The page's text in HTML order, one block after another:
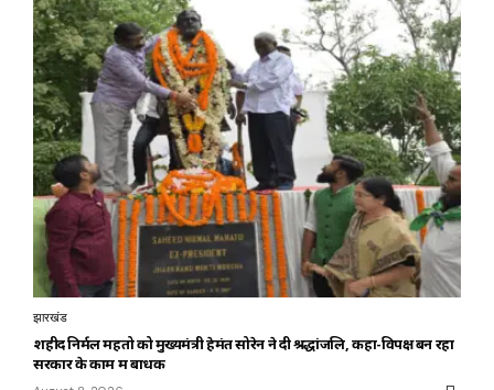
झारखंड
शहीद निर्मल महतो को मुख्यमंत्री हेमंत सोरेन ने दी श्रद्धांजलि, कहा-विपक्ष बन रहा
सरकार के काम में बाधक